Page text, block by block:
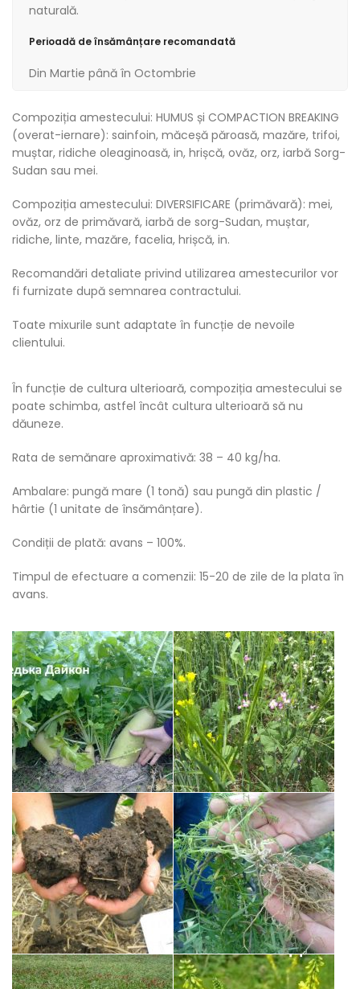
naturală.
Perioadă de însămânțare recomandată
Din Martie până în Octombrie
Compoziția amestecului: HUMUS și COMPACTION BREAKING
(overat-iernare): sainfoin, măceșă păroasă, mazăre, trifoi,
muștar, ridiche oleaginoasă, in, hrișcă, ovăz, orz, iarbă Sorg-
Sudan sau mei.
Compoziția amestecului: DIVERSIFICARE (primăvară): mei,
ovăz, orz de primăvară, iarbă de sorg-Sudan, muștar,
ridiche, linte, mazăre, facelia, hrișcă, in.
Recomandări detaliate privind utilizarea amestecurilor vor
fi furnizate după semnarea contractului.
Toate mixurile sunt adaptate în funcție de nevoile
clientului.
În funcție de cultura ulterioară, compoziția amestecului se
poate schimba, astfel încât cultura ulterioară să nu
dăuneze.
Rata de semănare aproximativă: 38 – 40 kg/ha.
Ambalare: pungă mare (1 tonă) sau pungă din plastic /
hârtie (1 unitate de însămânțare).
Condiții de plată: avans – 100%.
Timpul de efectuare a comenzii: 15-20 de zile de la plata în
avans.